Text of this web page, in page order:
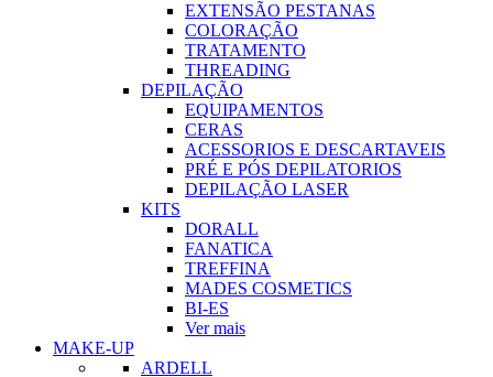
EXTENSÃO PESTANAS
COLORAÇÃO
TRATAMENTO
THREADING
DEPILAÇÃO
EQUIPAMENTOS
CERAS
ACESSORIOS E DESCARTAVEIS
PRÉ E PÓS DEPILATORIOS
DEPILAÇÃO LASER
KITS
DORALL
FANATICA
TREFFINA
MADES COSMETICS
BI-ES
Ver mais
MAKE-UP
ARDELL